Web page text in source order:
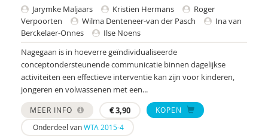
R.J. van der Gaag. Co-promotor: Dr. N.N.J.
Lambregts-Rommelse
Drs. A . van der Sijde
Susan A. H. van Hooren
Alide A. Heuvelink
Paul A. Mulder
Jarymke Maljaars Kristien Hermans
Roger
Verpoorten
Wilma Denteneer-van der Pasch
Ina van
Berckelaer-Onnes
Ilse Noens
Nagegaan is in hoeverre geïndividualiseerde
conceptondersteunende communicatie binnen dagelijkse
activiteiten een effectieve interventie kan zijn voor kinderen,
jongeren en volwassenen met een...
MEER INFO €3,90
KOPEN
Onderdeel vanWTA 2015-4